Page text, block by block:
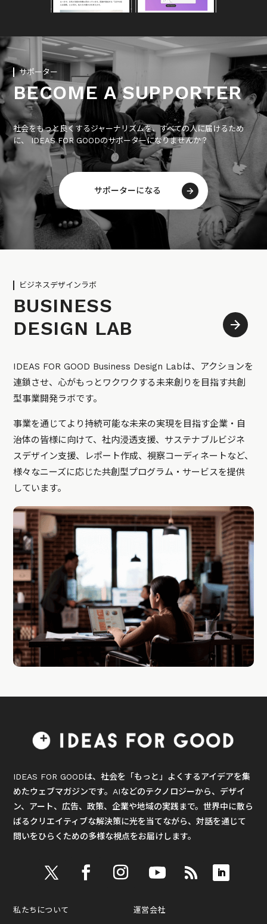
サポーター
BECOME A SUPPORTER
社会をもっと良くするジャーナリズムを、すべての人に届けるため
に、 IDEAS FOR GOODのサポーターになりませんか？
サポーターになる
ビジネスデザインラボ
BUSINESS
DESIGN LAB
IDEAS FOR GOOD Business Design Labは、アクションを
連鎖させ、心がもっとワクワクする未来創りを目指す共創
型事業開発ラボです。
事業を通じてより持続可能な未来の実現を目指す企業・自
治体の皆様に向けて、社内浸透支援、サステナブルビジネ
スデザイン支援、レポート作成、視察コーディネートなど、
様々なニーズに応じた共創型プログラム・サービスを提供
しています。
IDEAS FOR GOODは、社会を「もっと」よくするアイデアを集
めたウェブマガジンです。AIなどのテクノロジーから、デザイ
ン、アート、広告、政策、企業や地域の実践まで。世界中に散ら
ばるクリエイティブな解決策に光を当てながら、対話を通じて
問いをひらくための多様な視点をお届けします。
私たちについて 運営会社